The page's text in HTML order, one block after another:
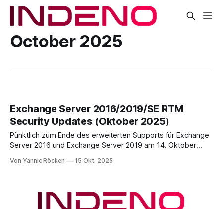
October 2025
Exchange Server 2016/2019/SE RTM
Security Updates (Oktober 2025)
Pünktlich zum Ende des erweiterten Supports für Exchange
Server 2016 und Exchange Server 2019 am 14. Oktober
Security Update (SU) für diese Versionen veröffentlicht.
Sicherheitslücken. Damit markiert
Von Yannic Röcken 15 Okt. 2025